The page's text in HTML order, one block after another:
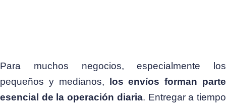
Para muchos negocios, especialmente los
pequeños y medianos,
los envíos forman parte
esencial de la operación diaria. Entregar a tiempo